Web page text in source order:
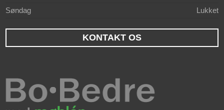
Søndag
Lukket
KONTAKT OS